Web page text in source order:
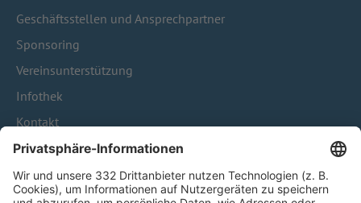
Geschäftsstellen und Ansprechpartner
Sponsoring
Vereinsunterstützung
Infothek
Kontakt
HÄUFIG BESUCHTE SEITEN
Pässe und Vereinswechsel